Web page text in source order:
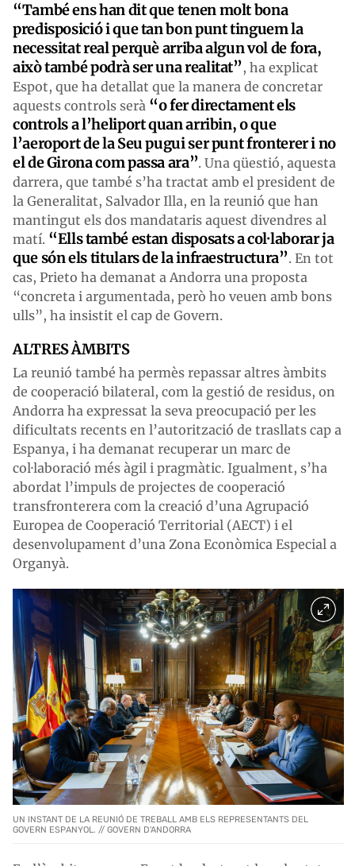
“També ens han dit que tenen molt bona
predisposició i que tan bon punt tinguem la
necessitat real perquè arriba algun vol de fora,
això també podrà ser una realitat”, ha explicat
Espot, que ha detallat que la manera de concretar
aquests controls serà “o fer directament els
controls a l’heliport quan arribin, o que
l’aeroport de la Seu pugui ser punt fronterer i no
el de Girona com passa ara”. Una qüestió, aquesta
darrera, que també s’ha tractat amb el president de
la Generalitat, Salvador Illa, en la reunió que han
mantingut els dos mandataris aquest divendres al
matí. “Ells també estan disposats a col·laborar ja
que són els titulars de la infraestructura”. En tot
cas, Prieto ha demanat a Andorra una proposta
“concreta i argumentada, però ho veuen amb bons
ulls”, ha insistit el cap de Govern.
ALTRES ÀMBITS
La reunió també ha permès repassar altres àmbits
de cooperació bilateral, com la gestió de residus, on
Andorra ha expressat la seva preocupació per les
dificultats recents en l’autorització de trasllats cap a
Espanya, i ha demanat recuperar un marc de
col·laboració més àgil i pragmàtic. Igualment, s’ha
abordat l’impuls de projectes de cooperació
transfronterera com la creació d’una Agrupació
Europea de Cooperació Territorial (AECT) i el
desenvolupament d’una Zona Econòmica Especial a
Organyà.
UN INSTANT DE LA REUNIÓ DE TREBALL AMB ELS REPRESENTANTS DEL
GOVERN ESPANYOL. // GOVERN D'ANDORRA